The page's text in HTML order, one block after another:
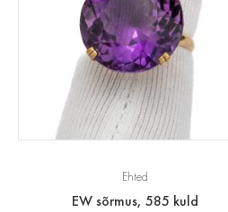
Ehted
EW sõrmus, 585 kuld